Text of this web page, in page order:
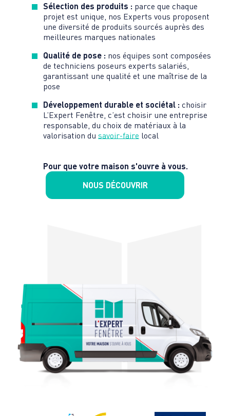
Sélection des produits : parce que chaque
projet est unique, nos Experts vous proposent
une diversité de produits sourcés auprès des
meilleures marques nationales
Qualité de pose : nos équipes sont composées
de techniciens poseurs experts salariés,
garantissant une qualité et une maîtrise de la
pose
Développement durable et sociétal : choisir
L’Expert Fenêtre, c’est choisir une entreprise
responsable, du choix de matériaux à la
valorisation du savoir-faire local
Pour que votre maison s'ouvre à vous.
NOUS DÉCOUVRIR